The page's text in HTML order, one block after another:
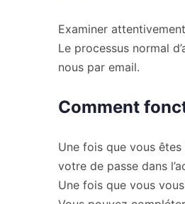
Examiner
Le processus normal
nous par email.
Comment
Une fois que vous
votre de passe dans
Une fois que vous